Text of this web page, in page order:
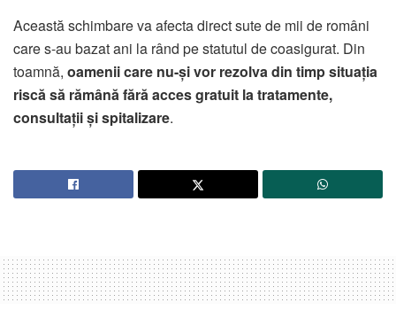
Această schimbare va afecta direct sute de mii de români
care s-au bazat ani la rând pe statutul de coasigurat. Din
toamnă, oamenii care nu-și vor rezolva din timp situația
riscă să rămână fără acces gratuit la tratamente,
consultații și spitalizare.